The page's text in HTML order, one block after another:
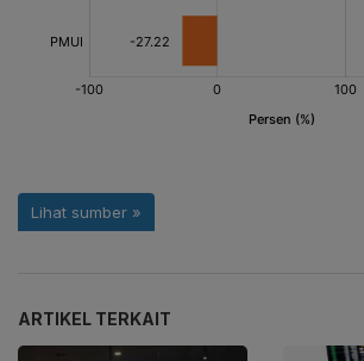
ARTIKEL TERKAIT